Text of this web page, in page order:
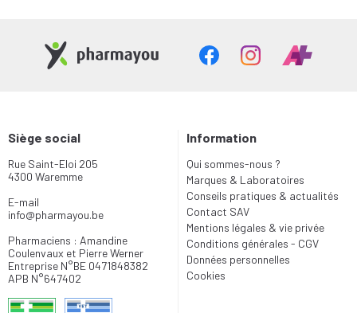
Siège social
Rue Saint-Eloi 205
4300 Waremme
E-mail
info@pharmayou.be
Pharmaciens : Amandine
Coulenvaux et Pierre Werner
Entreprise N°BE 0471848382
APB N°647402
Information
Qui sommes-nous ?
Marques & Laboratoires
Conseils pratiques & actualités
Contact SAV
Mentions légales & vie privée
Conditions générales - CGV
Données personnelles
Cookies